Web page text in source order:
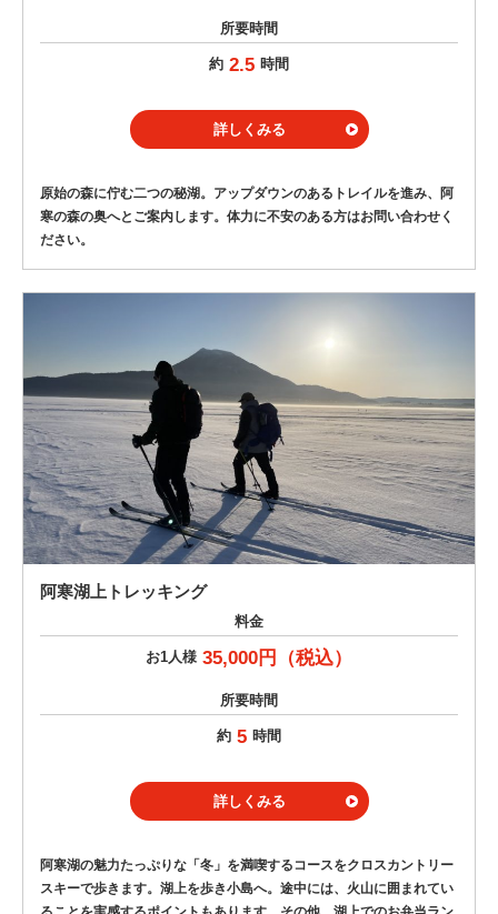
所要時間
約 2.5 時間
詳しくみる
原始の森に佇む二つの秘湖。アップダウンのあるトレイルを進み、阿
寒の森の奥へとご案内します。体力に不安のある方はお問い合わせく
ださい。
阿寒湖上トレッキング
料金
お1人様 35,000円（税込）
所要時間
約 5 時間
詳しくみる
阿寒湖の魅力たっぷりな「冬」を満喫するコースをクロスカントリー
スキーで歩きます。湖上を歩き小島へ。途中には、火山に囲まれてい